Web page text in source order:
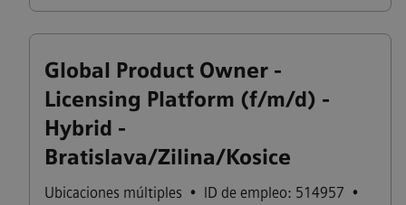
Global Product Owner -
Licensing Platform (f/m/d) -
Hybrid -
Bratislava/Zilina/Kosice
Ubicaciones múltiples • ID de empleo: 514957 •